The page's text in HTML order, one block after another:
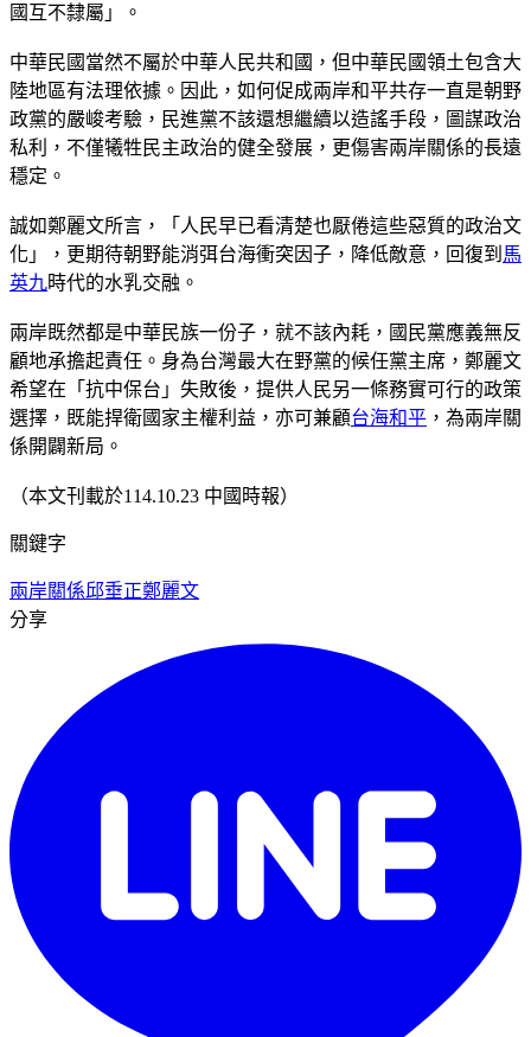
國互不隸屬」。
中華民國當然不屬於中華人民共和國，但中華民國領土包含大
陸地區有法理依據。因此，如何促成兩岸和平共存一直是朝野
政黨的嚴峻考驗，民進黨不該還想繼續以造謠手段，圖謀政治
私利，不僅犧牲民主政治的健全發展，更傷害兩岸關係的長遠
穩定。
誠如鄭麗文所言，「人民早已看清楚也厭倦這些惡質的政治文
化」，更期待朝野能消弭台海衝突因子，降低敵意，回復到 馬
英九時代的水乳交融。
兩岸既然都是中華民族一份子，就不該內耗，國民黨應義無反
顧地承擔起責任。身為台灣最大在野黨的候任黨主席，鄭麗文
希望在「抗中保台」失敗後，提供人民另一條務實可行的政策
選擇，既能捍衛國家主權利益，亦可兼顧台海和平 ，為兩岸關
係開闢新局。
（本文刊載於114.10.23 中國時報）
關鍵字
兩岸關係 邱垂正鄭麗文
分享